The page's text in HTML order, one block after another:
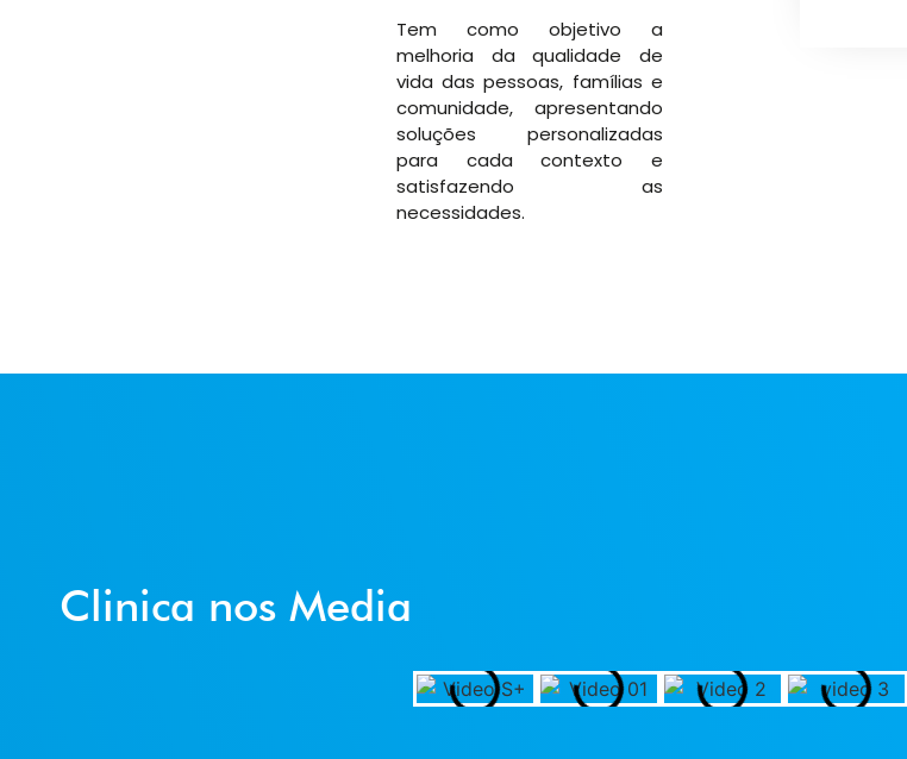
Tem como objetivo a
melhoria da qualidade de
vida das pessoas, famílias e
comunidade, apresentando
soluções personalizadas
para cada contexto e
satisfazendo as
necessidades.
Clinica nos Media